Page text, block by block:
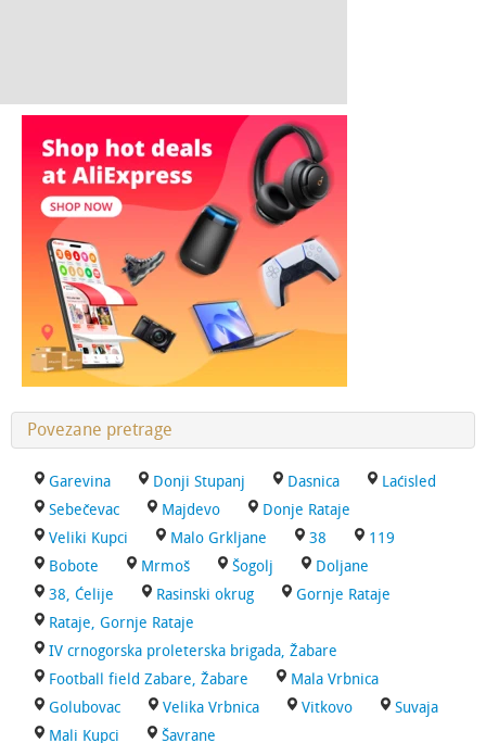
Povezane pretrage
Garevina Donji Stupanj Dasnica
Laćisled
Sebečevac
Majdevo
Donje Rataje
Veliki Kupci
Malo Grkljane 38
119
Bobote
Mrmoš Šogolj
Doljane
38, Ćelije
Rasinski okrug
Gornje Rataje
Rataje, Gornje Rataje
IV crnogorska proleterska brigada, Žabare
Football field Zabare, Žabare
Mala Vrbnica
Golubovac
Velika Vrbnica Vitkovo
Suvaja
Mali Kupci
Šavrane